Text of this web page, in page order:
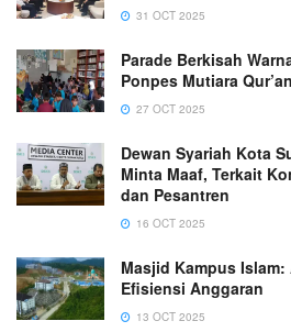
31 OCT 2025
Parade Berkisah
Ponpes Mutiara
27 OCT 2025
Dewan Syariah Kota
Minta Maaf, Terkait
dan Pesantren
16 OCT 2025
Masjid Kampus
Efisiensi Anggaran
13 OCT 2025